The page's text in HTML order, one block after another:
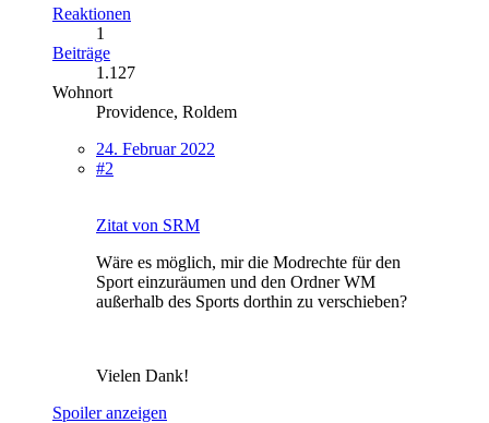
Reaktionen
1
Beiträge
1.127
Wohnort
Providence, Roldem
24. Februar 2022
#2
Zitat von SRM
Wäre es möglich, mir die Modrechte für den
Sport einzuräumen und den Ordner WM
außerhalb des Sports dorthin zu verschieben?
Vielen Dank!
Spoiler anzeigen